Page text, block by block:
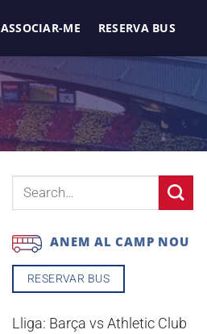
ASSOCIAR-ME RESERVA BUS
ANEM AL CAMP NOU
RESERVAR BUS
Lliga: Barça vs Athletic Club